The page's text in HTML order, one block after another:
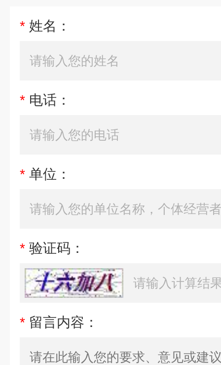
* 姓名：
* 电话：
* 单位：
* 验证码：
* 留言内容：